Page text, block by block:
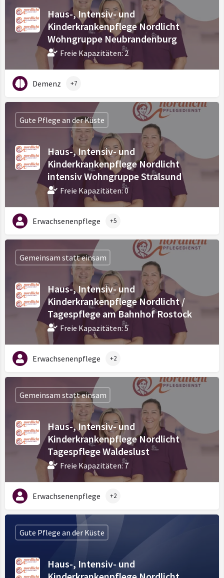
Haus-, Intensiv- und
Kinderkrankenpflege Nordlicht
Wohngruppe Neubrandenburg
Freie Kapazitäten: 2
Demenz +7
Haus-, Intensiv- und
Kinderkrankenpflege Nordlicht
intensiv Wohngruppe Stralsund
Freie Kapazitäten: 0
Gute Pflege an der Küste
Erwachsenenpflege +5
Haus-, Intensiv- und
Kinderkrankenpflege Nordlicht /
Tagespflege am Bahnhof Rostock
Freie Kapazitäten: 5
Gemeinsam statt einsam
Erwachsenenpflege +2
Haus-, Intensiv- und
Kinderkrankenpflege Nordlicht
Tagespflege Waldeslust
Freie Kapazitäten: 7
Gemeinsam statt einsam
Erwachsenenpflege +2
Haus-, Intensiv- und
Gute Pflege an der Küste